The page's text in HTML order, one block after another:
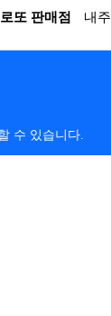
로또 판매점 내
수 있습니다.